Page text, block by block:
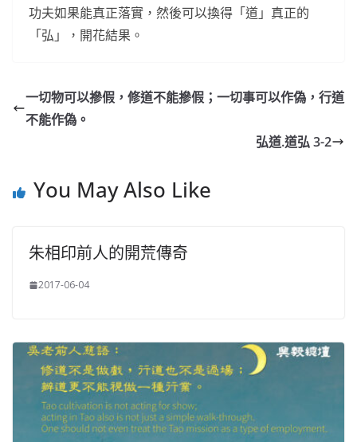
功夫如果能真正落實，然後可以換得「道」真正的
「弘」，開花結果。
一切物可以摻假，修道不能摻假；一切事可以作偽，行道
不能作偽。
弘道.道弘 3-2
You May Also Like
朱相印前人的開荒傳奇
2017-06-04